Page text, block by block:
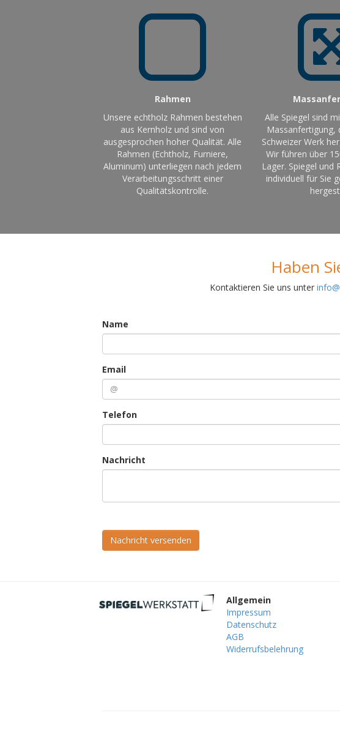
Rahmen
Unsere echtholz Rahmen bestehen
aus Kernholz und sind von
ausgesprochen hoher Qualität. Alle
Rahmen (Echtholz, Furniere,
Aluminum) unterliegen nach jedem
Verarbeitungsschritt einer
Qualitätskontrolle.
Alle Spiegel sind
Massanfertigung,
Schweizer Werk
Wir führen über
Lager. Spiegel und
individuell für Sie
Haben
Kontaktieren Sie uns unter
Name
Email
Telefon
Nachricht
Nachricht versenden
Allgemein
Impressum
Datenschutz
AGB
Widerrufsbelehrung